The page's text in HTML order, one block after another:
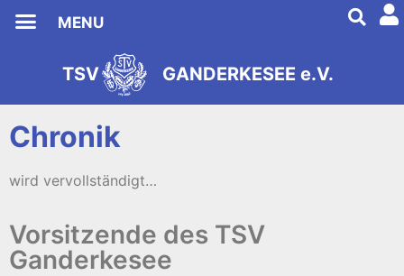
MENU
TSV
seit1892
GANDERKESEE e.V.
Chronik
wird vervollständigt…
Vorsitzende des TSV
Ganderkesee